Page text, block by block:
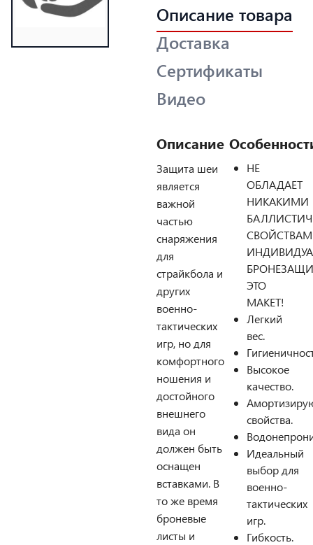
Описание товара
Доставка
Сертификаты
Видео
Описание
Защита шеи
является
важной
частью
снаряжения
для
страйкбола и
других
военно-
тактических
игр, но для
комфортного
ношения и
достойного
внешнего
вида он
должен быть
оснащен
вставками. В
то же время
броневые
листы и
НЕ
ОБЛАДАЕТ
НИКАКИМИ
ЭТО
МАКЕТ!
Легкий
вес.
Высокое
качество.
свойства.
Идеальный
выбор для
военно-
тактических
игр.
Гибкость.